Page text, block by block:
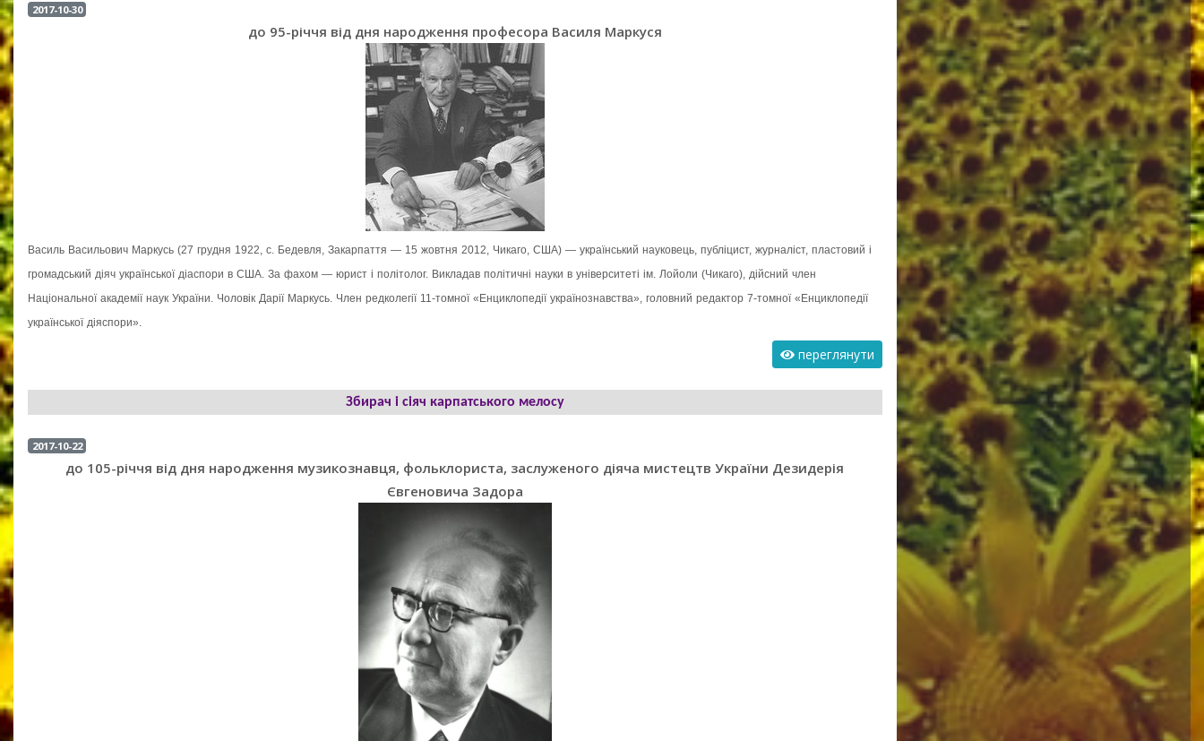
2017-10-30
до 95-річчя від дня народження професора Василя Маркуся
Василь Васильович Маркусь (27 грудня 1922, с. Бедевля, Закарпаття — 15 жовтня 2012, Чикаго, США) — український науковець, публіцист, журналіст, пластовий і
громадський діяч української діаспори в США. За фахом — юрист і політолог. Викладав політичні науки в університеті ім. Лойоли (Чикаго), дійсний член
Національної академії наук України. Чоловік Дарії Маркусь. Член редколегії 11-томної «Енциклопедії українознавства», головний редактор 7-томної «Енциклопедії
української діяспори».
переглянути
Збирач і сіяч карпатського мелосу
2017-10-22
до 105-річчя від дня народження музикознавця, фольклориста, заслуженого діяча мистецтв України Дезидерія
Євгеновича Задора